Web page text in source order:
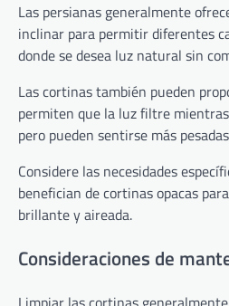
Las persianas generalmente
inclinar para permitir diferentes
donde se desea luz natural sin
Las cortinas también pueden
permiten que la luz filtre
pero pueden sentirse más
Considere las necesidades
benefician de cortinas opacas
brillante y aireada.
Consideraciones de